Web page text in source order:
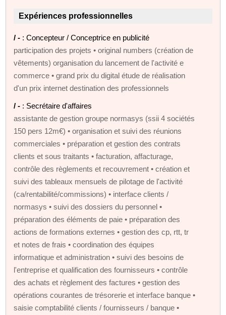
Expériences professionnelles
/ - : Concepteur / Conceptrice en publicité
participation des projets • original numbers (création de
vêtements) organisation du lancement de l'activité e
commerce • grand prix du digital étude de réalisation
d'un prix internet destination des professionnels
/ - : Secrétaire d'affaires
assistante de gestion groupe normasys (ssii 4 sociétés
150 pers 12m€) • organisation et suivi des réunions
commerciales • préparation et gestion des contrats
clients et sous traitants • facturation, affacturage,
contrôle des règlements et recouvrement • création et
suivi des tableaux mensuels de pilotage de l'activité
(ca/rentabilité/commissions) • interface clients /
normasys • suivi des dossiers du personnel •
préparation des éléments de paie • préparation des
actions de formations externes • gestion des cp, rtt, tr
et notes de frais • coordination des équipes
informatique et administration • suivi des besoins de
l'entreprise et qualification des fournisseurs • contrôle
des achats et règlement des factures • gestion des
opérations courantes de trésorerie et interface banque •
saisie comptabilité clients / fournisseurs / banque •